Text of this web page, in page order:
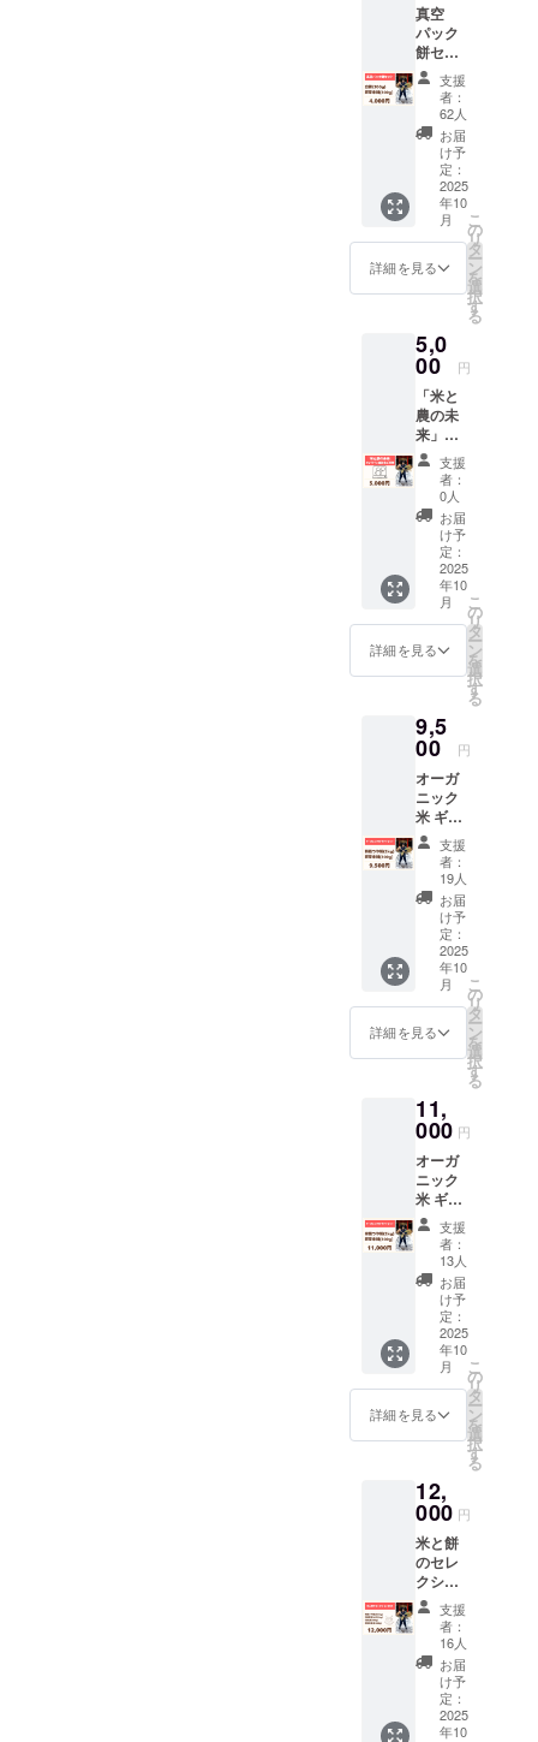
真空
パック
餅セッ
ト：白
餅
（300g
）＋胚
芽米餅
（300g
称：白
餅（弥
兵衛の
幻のも
ち） 内
容量：
材料：
有機水
稲もち
米（山
形県産
でわの
もち
100％）
保存方
法：直
射日
光、高
温、多
湿を避
けて保
存 賞味
期限：
形県 添
加物表
示：無
し アレ
ルギー
表示：
無し 名
称：胚
芽餅
（有機
胚芽米
弥兵衛
の幻の
もち）
内容
量：
300g 原
米（山
形県産
もち
100％）
保存方
法：直
射日
光、高
温、多
湿を避
けて保
存 賞味
期限：
11か月
地：山
形県 添
し アレ
ルギー
表示：
無し 税
込、送
料込み
支援
者：
62人
お届
け予
定：
2025
年10
月
詳細を見る
こ
の
リ
タ
ー
ン
を
選
択
す
る
5,0
00 円
「米と
農の未
来」オ
ンライ
ン座談
会ご招
待 ・日
時：
2025年
10月頃
の開催
・場
所：
ZOOM
・支援
者様と
方法：
詳細は
メール
で連絡
しま
す。
支援
者：
0人
お届
け予
定：
2025
年10
月
詳細を見る
こ
の
リ
タ
ー
ン
を
選
択
す
る
9,5
00 円
オーガ
ニック
米 ギフ
トセッ
ト 特
栽つや
姫
（2kg）
＋胚芽
米餅
（300g
称：特
栽つや
姫 内容
量：
2Kg、
5Kg 原
材料：
米 保存
方法：
常温 賞
味期
限：無
し 原産
地：山
形県 添
加物表
示：無
し アレ
ルギー
表示：
無し 名
胚芽米
弥兵衛
の幻の
もち）
内容
量：
300g 原
材料：
有機水
稲もち
米（山
形県産
でわの
支援
者：
19人
お届
け予
定：
2025
年10
月
詳細を見る
こ
の
リ
タ
ー
ン
を
選
択
す
る
11,
000 円
オーガ
ニック
米 ギフ
トセッ
ト：有
機つや
姫
（2kg）
＋ 胚芽
米餅
（300g
称：有
機つや
姫 内容
量：
2Kg、
5Kg 原
材料：
米 保存
方法：
常温 賞
味期
限：無
し 原産
地：山
形県 添
加物表
示：無
し アレ
支援
者：
13人
お届
け予
定：
2025
年10
月
詳細を見る
こ
の
リ
タ
ー
ン
を
選
択
す
る
12,
000 円
米と餅
のセレ
クショ
ンBOX
有機つ
や姫・
特栽雪
若丸 食
べ比べ
（各
1kg）白
支援
者：
16人
お届
け予
定：
2025
年10